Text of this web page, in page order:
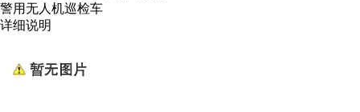
警用无人机巡检车
详细说明